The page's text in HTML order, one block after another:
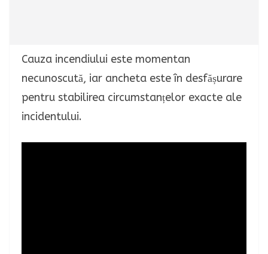
Cauza incendiului este momentan
necunoscută, iar ancheta este în desfășurare
pentru stabilirea circumstanțelor exacte ale
incidentului.